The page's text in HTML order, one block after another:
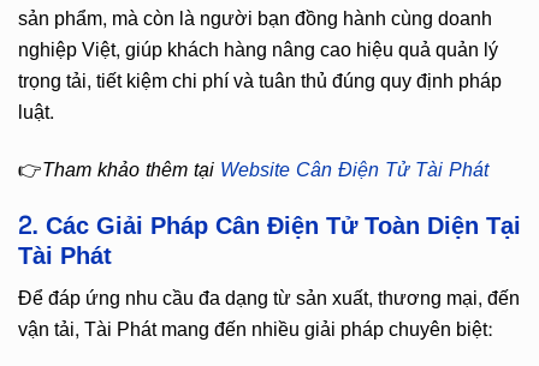
sản phẩm, mà còn là người bạn đồng hành cùng doanh
nghiệp Việt, giúp khách hàng nâng cao hiệu quả quản lý
trọng tải, tiết kiệm chi phí và tuân thủ đúng quy định pháp
luật.
👉Tham khảo thêm tại Website Cân Điện Tử Tài Phát
2. Các Giải Pháp Cân Điện Tử Toàn Diện Tại
Tài Phát
Để đáp ứng nhu cầu đa dạng từ sản xuất, thương mại, đến
vận tải, Tài Phát mang đến nhiều giải pháp chuyên biệt: